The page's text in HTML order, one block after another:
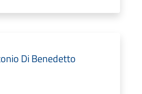
Di Benedetto